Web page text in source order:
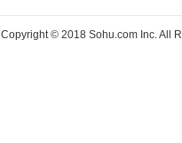
Copyright © 2018 Sohu.com Inc. All